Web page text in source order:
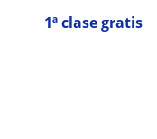
1ª clase gratis